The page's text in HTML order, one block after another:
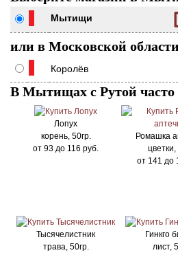
Мытищи
или в Московской области
Королёв
В Мытищах с Рутой часто
Лопух
корень, 50гр.
от 93 до 116 руб.
Ромашка
цветки,
от 141 до
Тысячелистник
трава, 50гр.
Гинкго
лист,